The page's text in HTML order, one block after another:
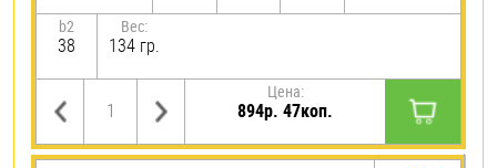
b2
38
Вес:
134 гр.
Цена:
894р. 47коп.